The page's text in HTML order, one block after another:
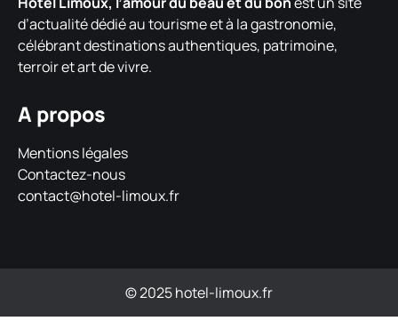
d’actualité dédié au tourisme et à la gastronomie,
célébrant destinations authentiques, patrimoine,
terroir et art de vivre.
A propos
Mentions légales
Contactez-nous
contact@hotel-limoux.fr
© 2025 hotel-limoux.fr